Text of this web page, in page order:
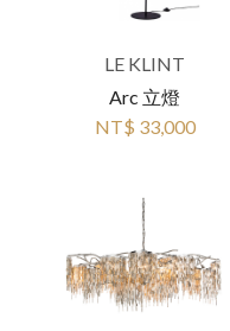
LE KLINT
Arc 立燈
NT$ 33,000